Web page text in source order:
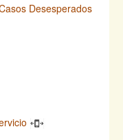
Desesperados